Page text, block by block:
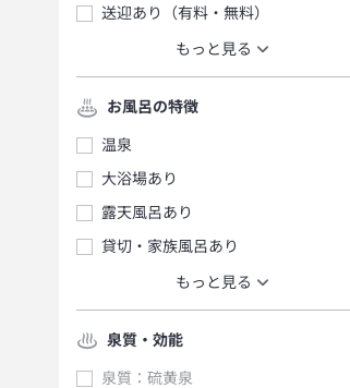
送迎あり（有料・無料）
もっと見る
お風呂の特徴
温泉
大浴場あり
露天風呂あり
貸切・家族風呂あり
もっと見る
泉質・効能
泉質：硫黄泉